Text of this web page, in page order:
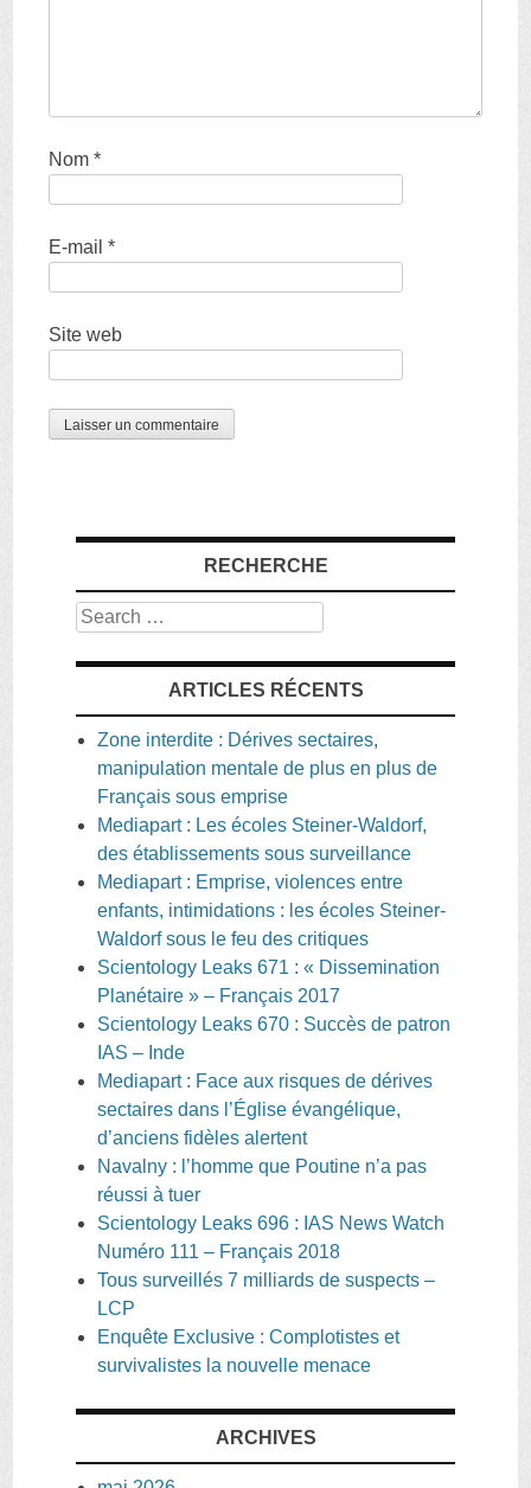
Nom*
E-mail*
Site web
RECHERCHE
Search
ARTICLES RÉCENTS
Zone interdite : Dérives sectaires,
manipulation mentale de plus en plus de
Français sous emprise
Mediapart : Les écoles Steiner-Waldorf,
des établissements sous surveillance
Mediapart : Emprise, violences entre
enfants, intimidations : les écoles Steiner-
Waldorf sous le feu des critiques
Scientology Leaks 671 : « Dissemination
Planétaire » – Français 2017
Scientology Leaks 670 : Succès de patron
IAS – Inde
Mediapart : Face aux risques de dérives
sectaires dans l’Église évangélique,
d’anciens fidèles alertent
Navalny : l’homme que Poutine n’a pas
réussi à tuer
Scientology Leaks 696 : IAS News Watch
Numéro 111 – Français 2018
Tous surveillés 7 milliards de suspects –
LCP
Enquête Exclusive : Complotistes et
survivalistes la nouvelle menace
ARCHIVES